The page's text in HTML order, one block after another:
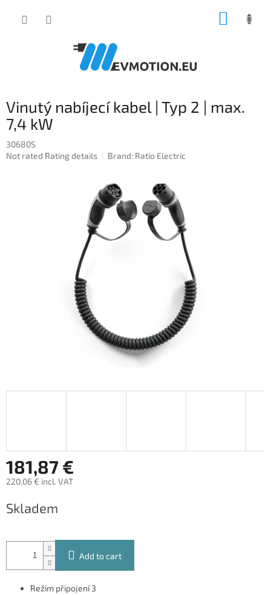
Vinutý nabíjecí kabel | Typ 2 | max.
7,4 kW
30680S
The
Not rated Rating details Brand: Ratio Electric
181,87 €
220,06 € incl. VAT
price:
Skladem
Add to cart
Režim připojení 3